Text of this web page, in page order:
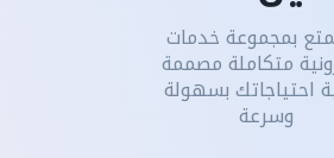
بمجموعة خدمات
متكاملة مصممة
احتياجاتك بسهولة
وسرعة